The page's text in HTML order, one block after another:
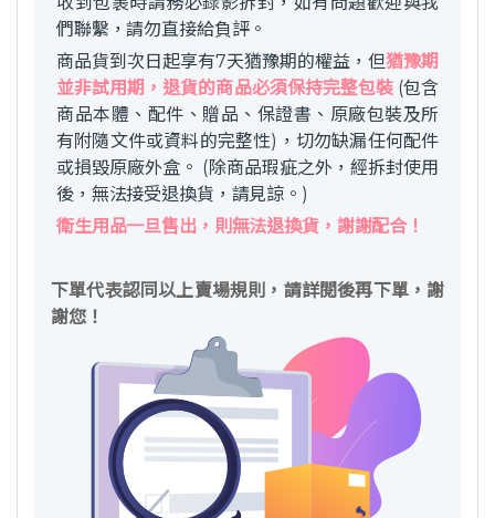
們聯繫，請勿直接給負評。
商品貨到次日起享有7天猶豫期的權益，但猶豫期
並非試用期，退貨的商品必須保持完整包裝(包含
商品本體、配件、贈品、保證書、原廠包裝及所
有附隨文件或資料的完整性)，切勿缺漏任何配件
或損毀原廠外盒。 (除商品瑕疵之外，經拆封使用
後，無法接受退換貨，請見諒。)
衛生用品一旦售出，則無法退換貨，謝謝配合！
下單代表認同以上賣場規則，請詳閱後再下單，謝
謝您！